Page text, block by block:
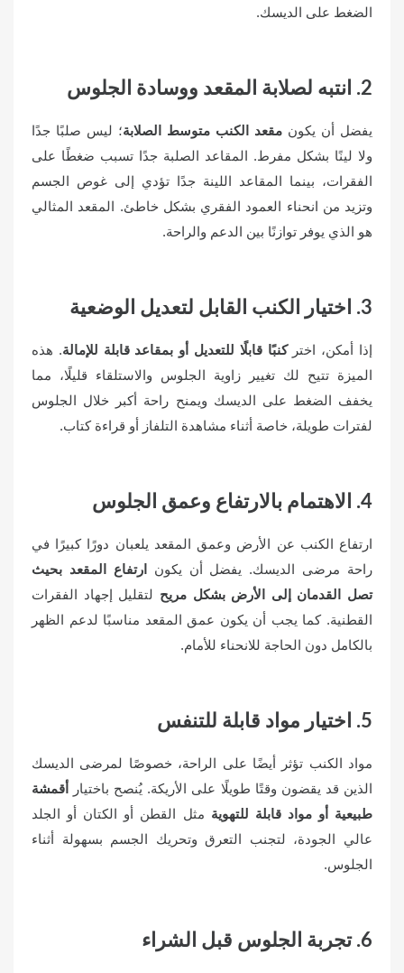
الضغط على الديسك.
2. انتبه لصلابة المقعد ووسادة الجلوس
يفضل أن يكون مقعد الكنب متوسط الصلابة؛ ليس صلبًا جدًا
ولا لينًا بشكل مفرط. المقاعد الصلبة جدًا تسبب ضغطًا على
الفقرات، بينما المقاعد اللينة جدًا تؤدي إلى غوص الجسم
وتزيد من انحناء العمود الفقري بشكل خاطئ. المقعد المثالي
هو الذي يوفر توازنًا بين الدعم والراحة.
3. اختيار الكنب القابل لتعديل الوضعية
إذا أمكن، اختركنبًا قابلًا للتعديل أو بمقاعد قابلة للإمالة. هذه
الميزة تتيح لك تغيير زاوية الجلوس والاستلقاء قليلًا، مما
يخفف الضغط على الديسك ويمنح راحة أكبر خلال الجلوس
لفترات طويلة، خاصة أثناء مشاهدة التلفاز أو قراءة كتاب.
4. الاهتمام بالارتفاع وعمق الجلوس
ارتفاع الكنب عن الأرض وعمق المقعد يلعبان دورًا كبيرًا في
راحة مرضى الديسك. يفضل أن يكون
ارتفاع المقعد بحيث
تصل القدمان إلى الأرض بشكل مريح لتقليل إجهاد الفقرات
القطنية. كما يجب أن يكون عمق المقعد مناسبًا لدعم الظهر
بالكامل دون الحاجة للانحناء للأمام.
5. اختيار مواد قابلة للتنفس
مواد الكنب تؤثر أيضًا على الراحة، خصوصًا لمرضى الديسك
الذين قد يقضون وقتًا طويلًا على الأريكة. يُنصح باختيار
أقمشة
طبيعية أو مواد قابلة للتهوية مثل القطن أو الكتان أو الجلد
عالي الجودة، لتجنب التعرق وتحريك الجسم بسهولة أثناء
الجلوس.
6. تجربة الجلوس قبل الشراء